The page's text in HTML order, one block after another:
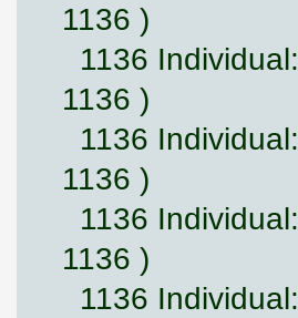
1136 )
1136 Individual:
1136 )
1136 Individual:
1136 )
1136 Individual:
1136 )
1136 Individual: